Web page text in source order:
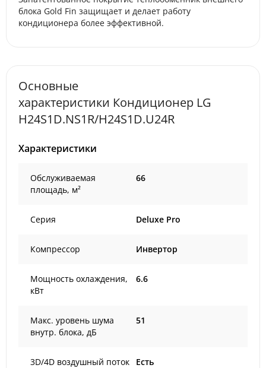
блока Gold Fin защищает и делает работу
кондиционера более эффективной.
Основные
характеристики Кондиционер LG
H24S1D.NS1R/H24S1D.U24R
Характеристики
Обслуживаемая
площадь, м²
66
Серия Deluxe Pro
Компрессор Инвертор
Мощность охлаждения,
кВт
6.6
Макс. уровень шума
внутр. блока, дБ
51
3D/4D воздушный поток Есть